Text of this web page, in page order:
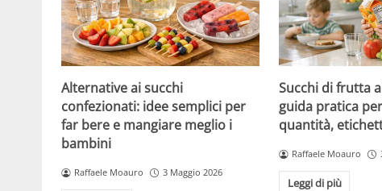
Alternative ai succhi
confezionati: idee semplici per
far bere e mangiare meglio i
bambini
Raffaele Moauro 3 Maggio 2026
Succhi di frutta
guida pratica
quantità,
Raffaele Moauro
Leggi di più